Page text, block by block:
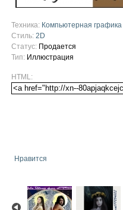
Техника: Компьютерная графика
Стиль: 2D
Статус: Продается
Тип: Иллюстрация
HTML:
Нравится